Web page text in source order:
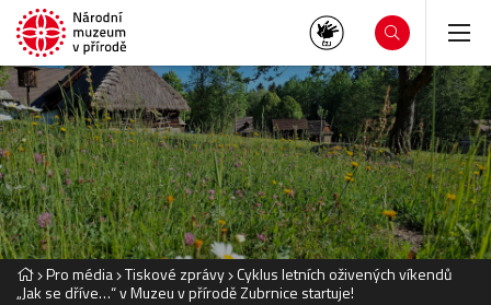
Pro média Tiskové zprávy Cyklus letních oživených víkendů
„Jak se dříve…“ v Muzeu v přírodě Zubrnice startuje!